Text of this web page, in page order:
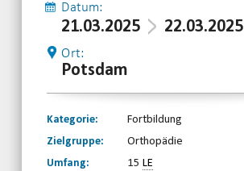
Datum:
21.03.2025 22.03.2025
Ort:
Potsdam
Kategorie:
Fortbildung
Zielgruppe:
Orthopädie
Umfang:
15LE